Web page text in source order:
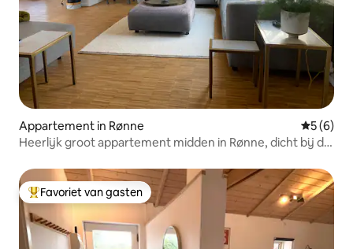
Appartement in Rønne
5 (6)
Heerlijk groot appartement midden in Rønne, dicht bij de
Topfavoriet van gasten
Favoriet van gasten